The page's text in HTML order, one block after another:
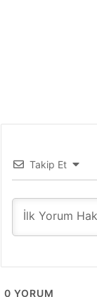
Takip Et
0 YORUM